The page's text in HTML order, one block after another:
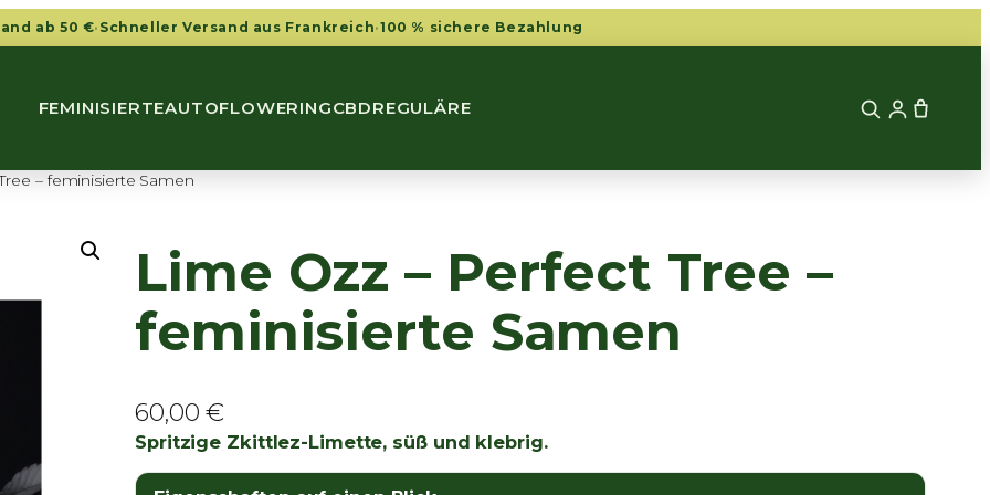
ab 50 €· Schneller Versand aus Frankreich·100 % sichere Bezahlung
FEMINISIERTEAUTOFLOWERINGCBDREGULÄRE
– feminisierte Samen
Lime Ozz – Perfect Tree –
feminisierte Samen
60,00€
Spritzige Zkittlez-Limette, süß und klebrig.